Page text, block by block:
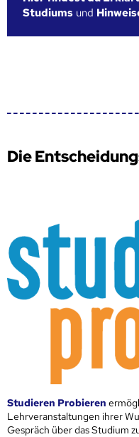
Studiums und
Die
Studieren Probieren
Lehrveranstaltungen ihrer
Gespräch über das Studium